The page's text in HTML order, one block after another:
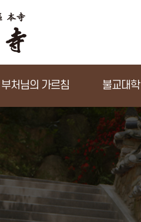
부처님의 가르침 불교대학